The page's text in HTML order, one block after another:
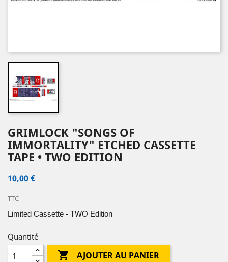
GRIMLOCK "SONGS OF
IMMORTALITY" ETCHED CASSETTE
TAPE • TWO EDITION
10,00 €
TTC
Limited Cassette - TWO Edition
Quantité
 AJOUTER AU PANIER